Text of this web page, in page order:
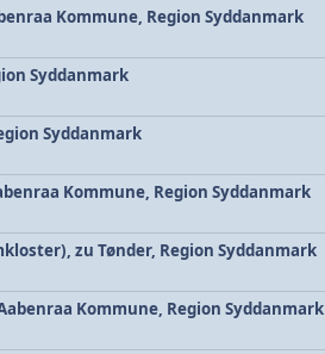
Kommune, Region Syddanmark
Syddanmark
Syddanmark
Kommune, Region Syddanmark
zu Tønder, Region Syddanmark
Kommune, Region Syddanmark